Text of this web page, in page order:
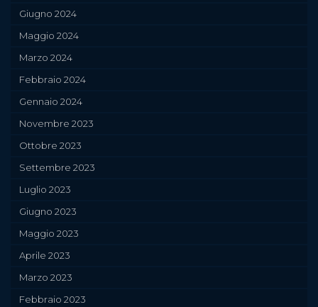
Giugno 2024
Maggio 2024
Marzo 2024
Febbraio 2024
Gennaio 2024
Novembre 2023
Ottobre 2023
Settembre 2023
Luglio 2023
Giugno 2023
Maggio 2023
Aprile 2023
Marzo 2023
Febbraio 2023